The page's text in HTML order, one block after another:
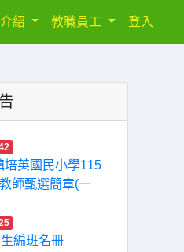
紹 教職員工 登入
培英國民小學115
師甄選簡章(一
編班名冊